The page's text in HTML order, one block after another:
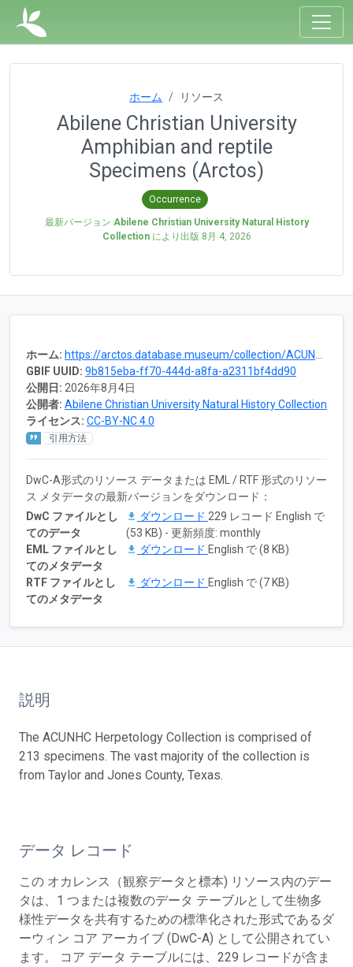
ホーム リソース
Abilene Christian University
Amphibian and reptile
Specimens (Arctos)
Occurrence
最新バージョン Abilene Christian University Natural History
Collectionにより出版 8月 4, 2026
ホーム: https://arctos.database.museum/collection/ACUNHC:Herp
GBIF UUID: 9b815eba-ff70-444d-a8fa-a2311bf4dd90
公開日: 2026年8月4日
公開者: Abilene Christian University Natural History Collection
ライセンス: CC-BY-NC 4.0
引用方法
DwC-A形式のリソース データまたは EML / RTF 形式のリソー
ス メタデータの最新バージョンをダウンロード：
DwC ファイルとし
てのデータ
ダウンロード 229 レコード English で
(53 KB) - 更新頻度: monthly
EML ファイルとし
てのメタデータ
ダウンロード English で (8 KB)
RTF ファイルとし
てのメタデータ
ダウンロード English で (7 KB)
説明
The ACUNHC Herpetology Collection is comprised of
213 specimens. The vast majority of the collection is
from Taylor and Jones County, Texas.
データ レコード
この オカレンス（観察データと標本) リソース内のデー
タは、1 つまたは複数のデータ テーブルとして生物多
様性データを共有するための標準化された形式であるダ
ーウィン コア アーカイブ (DwC-A) として公開されてい
ます。 コア データ テーブルには、229 レコードが含ま